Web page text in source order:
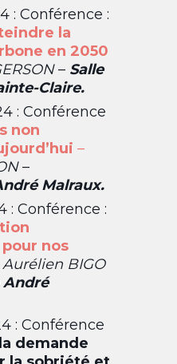
: Conférence :
la
en 2050
– Salle
Claire.
: Conférence
non
–
–
Malraux.
: Conférence :
nos
Aurélien BIGO
: Conférence
demande